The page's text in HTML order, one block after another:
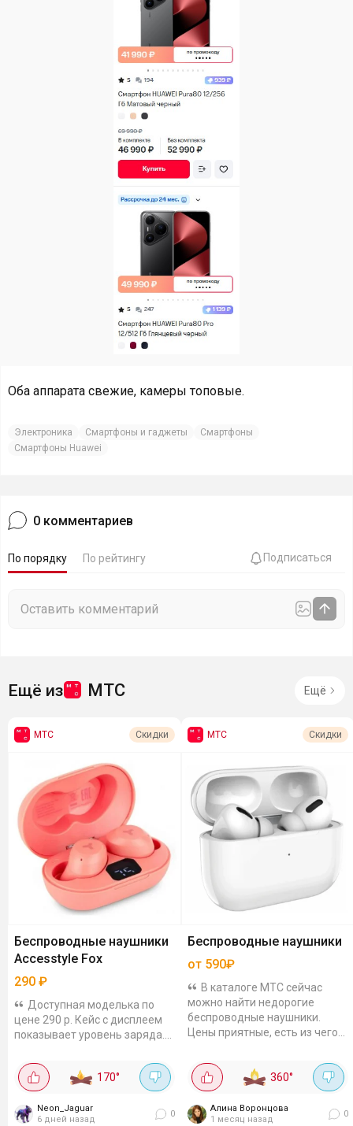
Оба аппарата свежие, камеры топовые.
Электроника Смартфоны и гаджеты
Смартфоны
Смартфоны Huawei
0 комментариев
По порядку По рейтингу Подписаться
Ещё из МТС Ещё
МТС Скидки
Беспроводные наушники
Accesstyle Fox
290 ₽
Доступная моделька по
цене 290 р. Кейс с дисплеем
показывает уровень заряда.
Работают до 5 часов,
частотный диапазон 20-20000
Гц, сопротивление 32 Ом,...
170°
Neon_Jaguar
6 дней назад
0
МТС Скидки
Беспроводные наушники
от 590₽
В каталоге МТС сейчас
можно найти недорогие
беспроводные наушники.
Цены приятные, есть из чего
наушники в каталоге МТС
(страница может...
360°
Алина Воронцова
1 месяц назад
0